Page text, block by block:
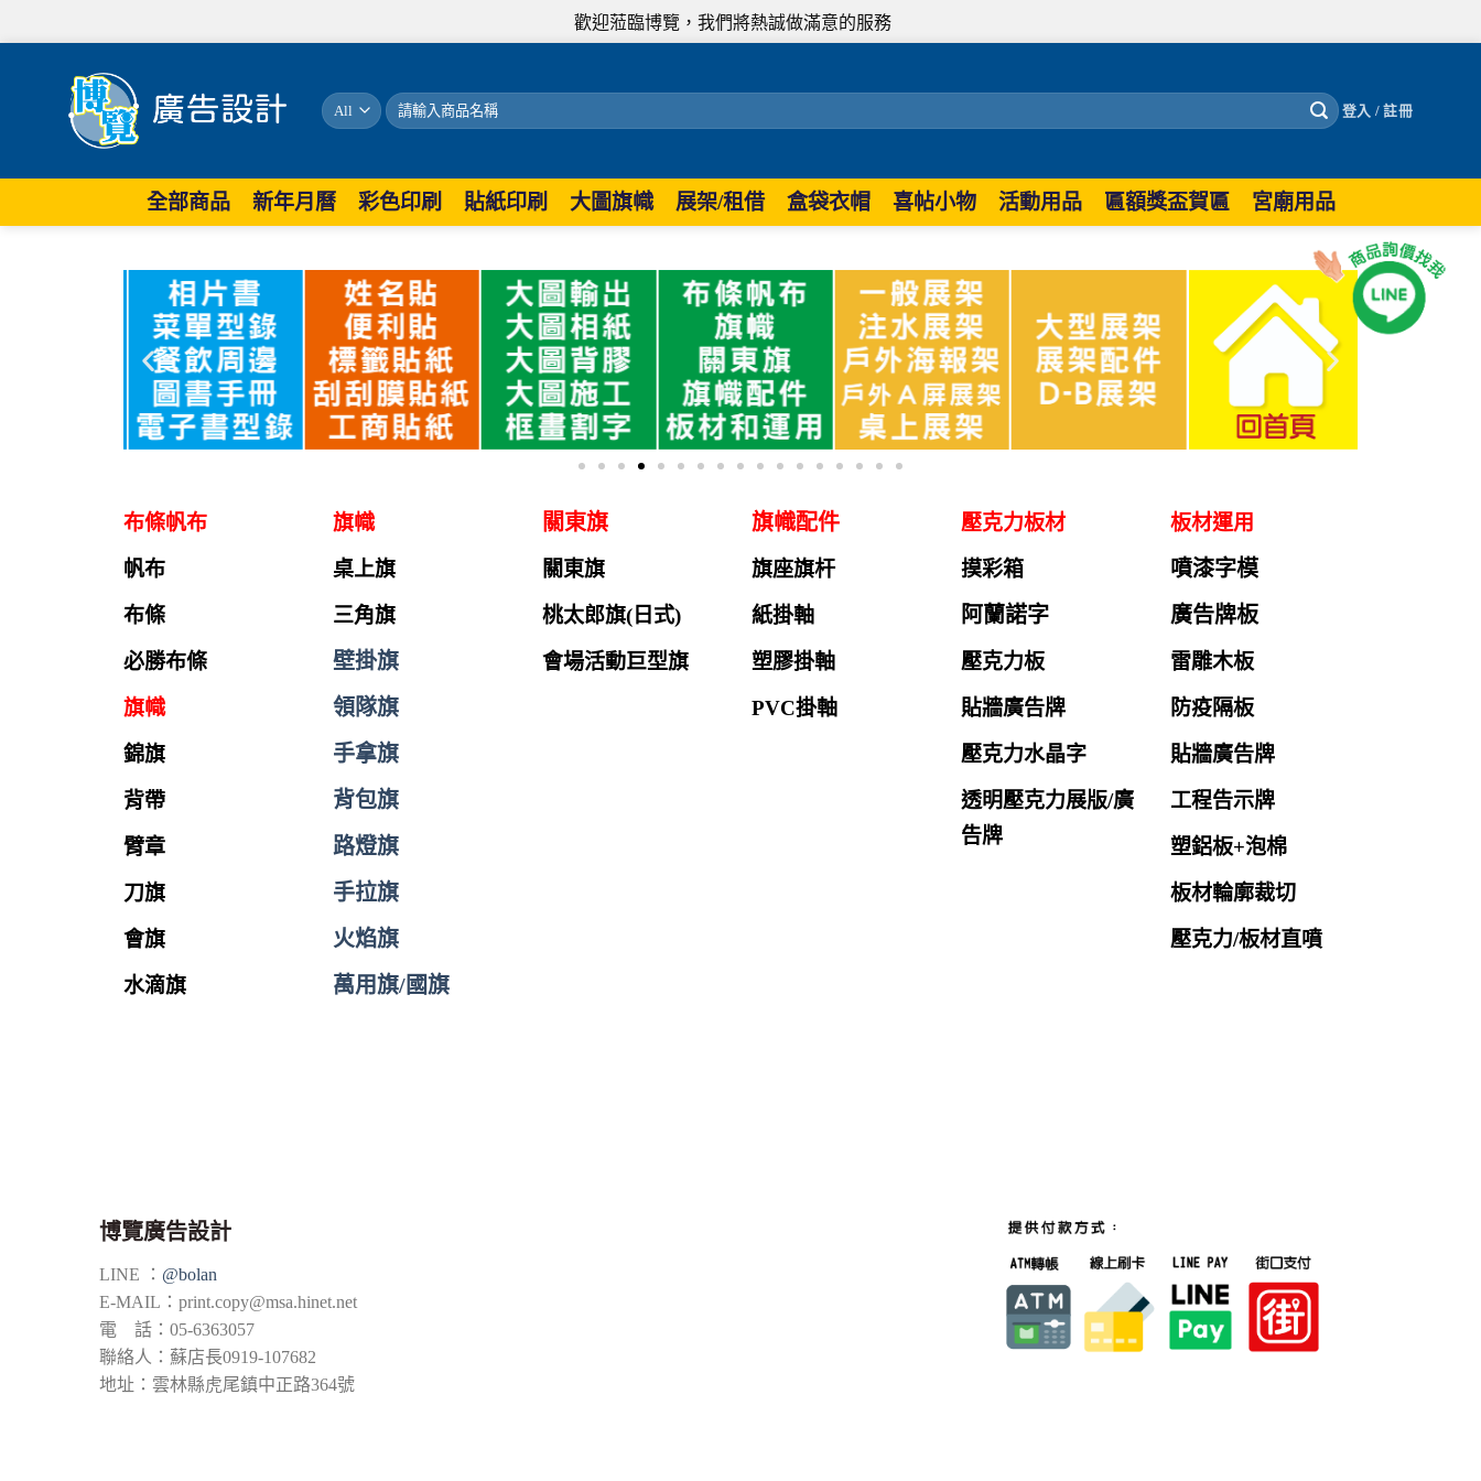
歡迎蒞臨博覽，我們將熱誠做滿意的服務
登入 / 註冊
全部商品 新年月曆 彩色印刷 貼紙印刷 大圖旗幟 展架/租借 盒袋衣帽 喜帖小物 活動用品 匾額獎盃賀匾 宮廟用品
布條帆布
帆布
布條
必勝布條
旗幟
錦旗
背帶
臂章
刀旗
會旗
水滴旗
旗幟
桌上旗
三角旗
壁掛旗
領隊旗
手拿旗
背包旗
路燈旗
手拉旗
火焰旗
萬用旗/國旗
關東旗
關東旗
桃太郎旗(日式)
會場活動巨型旗
旗幟配件
旗座旗杆
紙掛軸
塑膠掛軸
PVC掛軸
壓克力板材
摸彩箱
阿蘭諾字
壓克力板
貼牆廣告牌
壓克力水晶字
透明壓克力展版/廣
告牌
板材運用
噴漆字模
廣告牌板
雷雕木板
防疫隔板
貼牆廣告牌
工程告示牌
塑鋁板+泡棉
板材輪廓裁切
壓克力/板材直噴
博覽廣告設計
LINE ： @bolan
E-MAIL： print.copy@msa.hinet.net
電 話：05-6363057
聯絡人：蘇店長0919-107682
地址：雲林縣虎尾鎮中正路364號